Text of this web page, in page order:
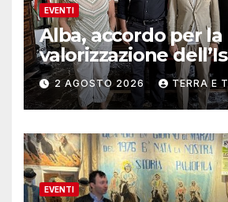
EVENTI
Alba, accordo per la
valorizzazione
musicale Rocca
2 AGOSTO 2026 TERRA E
EVENTI